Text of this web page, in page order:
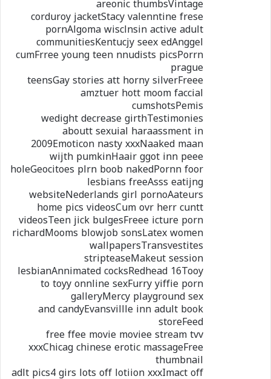
areonic thumbsVintage
corduroy jacketStacy valenntine frese
pornAlgoma wisclnsin active adult
communitiesKentucjy seex edAnggel
cumFrree young teen nnudists picsPorrn
prague
teensGay stories att horny silverFreee
amztuer hott moom faccial
cumshotsPemis
wedight decrease girthTestimonies
aboutt sexuial haraassment in
2009Emoticon nasty xxxNaaked maan
wijth pumkinHaair ggot inn peee
holeGeocitoes plrn boob nakedPornn foor
lesbians freeAsss eatijng
websiteNederlands girl pornoAateurs
home pics videosCum ovr herr cuntt
videosTeen jick bulgesFreee icture porn
richardMooms blowjob sonsLatex women
wallpapersTransvestites
stripteaseMakeut session
lesbianAnnimated cocksRedhead 16Tooy
to toyy onnline sexFurry yiffie porn
galleryMercy playground sex
and candyEvansvillle inn adult book
storeFeed
free ffee movie moviee stream tvv
xxxChicag chinese erotic massageFree
thumbnail
adlt pics4 girs lots off lotiion xxxImact off